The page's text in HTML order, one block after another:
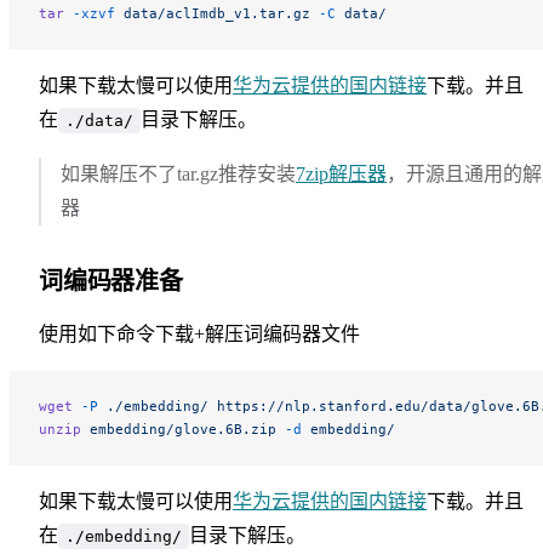
tar -xzvf data/aclImdb_v1.tar.gz -C data/
如果下载太慢可以使用华为云提供的国内链接下载。并且
在
./data/ 目录下解压。
如果解压不了tar.gz推荐安装7zip解压器，开源且通用的
器
词编码器准备
使用如下命令下载+解压词编码器文件
wget -P ./embedding/ https://nlp.stanford.edu/data/
unzip embedding/glove.6B.zip -d embedding/
如果下载太慢可以使用华为云提供的国内链接下载。并且
在
./embedding/ 目录下解压。